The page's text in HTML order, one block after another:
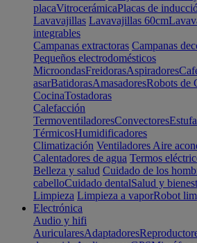
placaVitrocerámicaPlacas de
Lavavajillas Lavavajillas 60cm
integrables
Campanas extractoras Campanas
Pequeños electrodomésticos
MicroondasFreidorasAspiradores
asarBatidorasAmasadoresRobots de
CocinaTostadoras
Calefacción
TermoventiladoresConvectores
TérmicosHumidificadores
Climatización Ventiladores Aire
Calentadores de agua Termos
Belleza y salud Cuidado de los
cabelloCuidado dentalSalud y
Limpieza Limpieza a vaporRobot
Electrónica
Audio y hifi
AuricularesAdaptadores